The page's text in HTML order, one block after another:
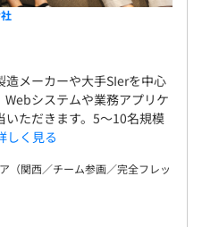
メーカーや大手SIerを中心
システムや業務アプリケ
ただきます。5〜10名規模
しく見る
（関西／チーム参画／完全フレッ